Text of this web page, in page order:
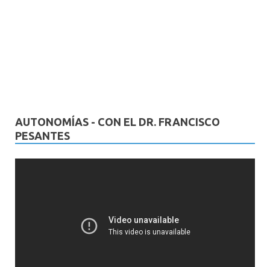
AUTONOMÍAS - CON EL DR. FRANCISCO
PESANTES